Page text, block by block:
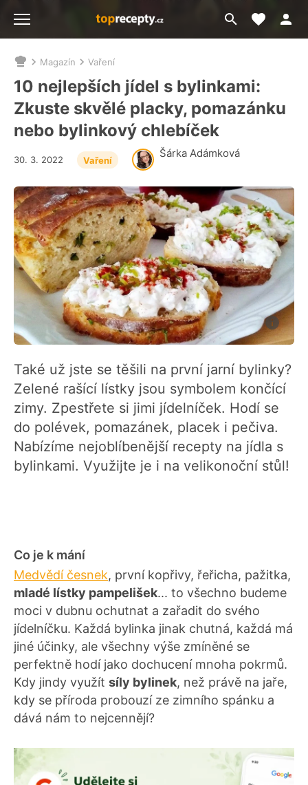
Přejít
na
Moje
Nacházíte
se
zde:
Magazín Vaření
10 nejlepších jídel s bylinkami:
Zkuste skvělé placky, pomazánku
nebo bylinkový chlebíček
Šárka Adámková
30. 3. 2022 Vaření
Také už jste se těšili na první jarní bylinky?
Zelené rašící lístky jsou symbolem končící
zimy. Zpestřete si jimi jídelníček. Hodí se
do polévek, pomazánek, placek i pečiva.
Nabízíme nejoblíbenější recepty na jídla s
bylinkami. Využijte je i na velikonoční stůl!
Co je k mání
Medvědí česnek, první kopřivy, řeřicha, pažitka,
mladé lístky pampelišek... to všechno budeme
moci v dubnu ochutnat a zařadit do svého
jídelníčku. Každá bylinka jinak chutná, každá má
jiné účinky, ale všechny výše zmíněné se
perfektně hodí jako dochucení mnoha pokrmů.
Kdy jindy využít síly bylinek, než právě na jaře,
kdy se příroda probouzí ze zimního spánku a
dává nám to nejcennějí?